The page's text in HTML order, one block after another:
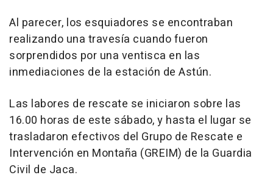
Al parecer, los esquiadores se encontraban
realizando una travesía cuando fueron
sorprendidos por una ventisca en las
inmediaciones de la estación de Astún.
Las labores de rescate se iniciaron sobre las
16.00 horas de este sábado, y hasta el lugar se
trasladaron efectivos del Grupo de Rescate e
Intervención en Montaña (GREIM) de la Guardia
Civil de Jaca.